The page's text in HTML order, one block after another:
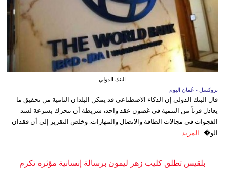
البنك الدولي
بروكسل - عُمان اليوم
قال البنك الدولي إن الذكاء الاصطناعي قد يمكن البلدان النامية من تحقيق ما
يعادل قرناً من التنمية في غضون عقد واحد، شريطة أن تتحرك بسرعة لسد
الفجوات في مجالات الطاقة والاتصال والمهارات. وخلص التقرير إلى أن فقدان
الو�... المزيد
بلقيس تطلق كليب زهر ليمون برسالة إنسانية مؤثرة تكرم